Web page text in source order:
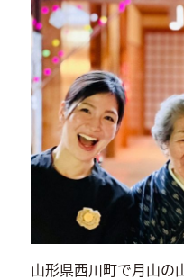
山形県西川町で月山の